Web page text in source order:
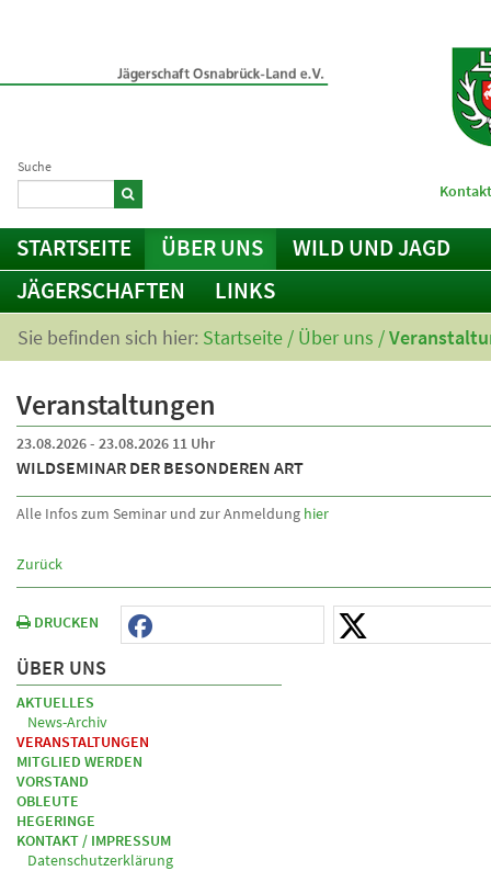
Suche
STARTSEITE ÜBER UNS
WILD UND JAGD
JÄGERSCHAFTEN
LINKS
Sie befinden sich hier: Startseite / Über uns /
Veranstaltungen
23.08.2026 - 23.08.2026 11 Uhr
WILDSEMINAR DER BESONDEREN ART
Alle Infos zum Seminar und zur Anmeldung hier
Zurück
DRUCKEN
ÜBER UNS
AKTUELLES
News-Archiv
VERANSTALTUNGEN
MITGLIED WERDEN
VORSTAND
OBLEUTE
HEGERINGE
KONTAKT / IMPRESSUM
Datenschutzerklärung